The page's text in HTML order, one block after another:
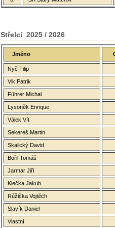
Střelci 2025 / 2026
Jméno
Nyč Filip
Vlk Patrik
Führer Michal
Lysoněk Enrique
Válek Vít
Sekereš Martin
Skalický David
Bořil Tomáš
Jarmar Jiří
Klečka Jakub
Růžička Vojtěch
Slavík Daniel
Vlastní